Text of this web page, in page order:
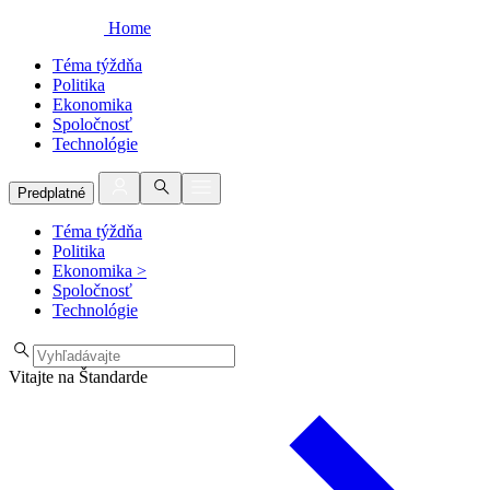
Home
Téma týždňa
Politika
Ekonomika
Spoločnosť
Technológie
Predplatné
Téma týždňa
Politika
Ekonomika >
Spoločnosť
Technológie
Vitajte na Štandarde